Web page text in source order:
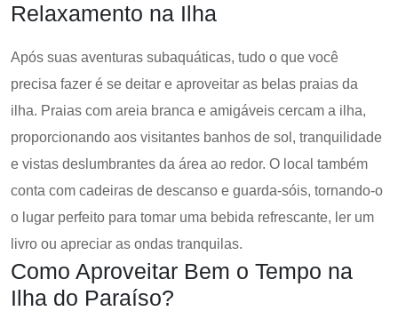
Relaxamento na Ilha
Após suas aventuras subaquáticas, tudo o que você
precisa fazer é se deitar e aproveitar as belas praias da
ilha. Praias com areia branca e amigáveis cercam a ilha,
proporcionando aos visitantes banhos de sol, tranquilidade
e vistas deslumbrantes da área ao redor. O local também
conta com cadeiras de descanso e guarda-sóis, tornando-o
o lugar perfeito para tomar uma bebida refrescante, ler um
livro ou apreciar as ondas tranquilas.
Como Aproveitar Bem o Tempo na
Ilha do Paraíso?